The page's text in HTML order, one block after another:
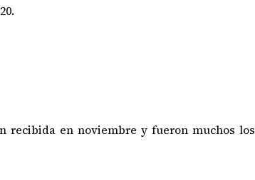
recibida en noviembre y fueron muchos los